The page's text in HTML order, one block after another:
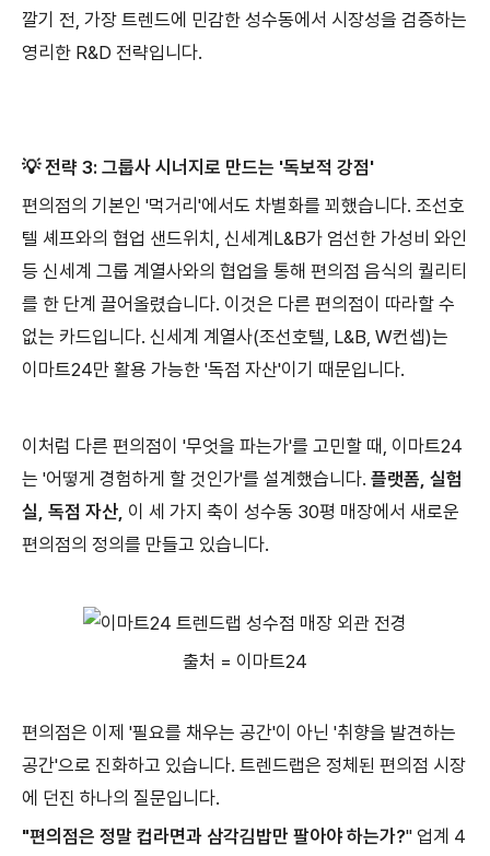
깔기 전, 가장 트렌드에 민감한 성수동에서 시장성을 검증하는
영리한 R&D 전략입니다.
💡 전략 3: 그룹사 시너지로 만드는 '독보적 강점'
편의점의 기본인 '먹거리'에서도 차별화를 꾀했습니다. 조선호
텔 셰프와의 협업 샌드위치, 신세계L&B가 엄선한 가성비 와인
등 신세계 그룹 계열사와의 협업을 통해 편의점 음식의 퀄리티
를 한 단계 끌어올렸습니다. 이것은 다른 편의점이 따라할 수
없는 카드입니다. 신세계 계열사(조선호텔, L&B, W컨셉)는
이마트24만 활용 가능한 '독점 자산'이기 때문입니다.
이처럼 다른 편의점이 '무엇을 파는가'를 고민할 때, 이마트24
는 '어떻게 경험하게 할 것인가'를 설계했습니다. 플랫폼, 실험
실, 독점 자산, 이 세 가지 축이 성수동 30평 매장에서 새로운
편의점의 정의를 만들고 있습니다.
출처 = 이마트24
편의점은 이제 '필요를 채우는 공간'이 아닌 '취향을 발견하는
공간'으로 진화하고 있습니다. 트렌드랩은 정체된 편의점 시장
에 던진 하나의 질문입니다.
"편의점은 정말 컵라면과 삼각김밥만 팔아야 하는가?" 업계 4